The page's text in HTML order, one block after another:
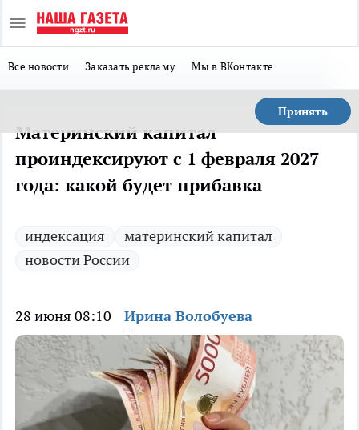
Все новости Заказать рекламу Мы в ВКонтакте
Принять
Материнский капитал
проиндексируют с 1 февраля 2027
года: какой будет прибавка
индексация
материнский капитал
новости России
28 июня 08:10 Ирина Волобуева